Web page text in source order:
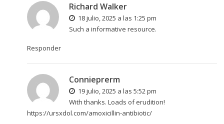
Richard Walker
18 julio, 2025 a las 1:25 pm
Such a informative resource.
Responder
Connieprerm
19 julio, 2025 a las 5:52 pm
With thanks. Loads of erudition!
https://ursxdol.com/amoxicillin-antibiotic/